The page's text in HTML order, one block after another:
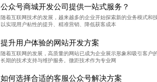
公众号商城开发公司提供一站式服务？
随着互联网技术的发展，越来越多的企业开始探索新的业务模式
以实现用户粘性的提升、精准营销、降低获客成本
提升用户体验的网站开发方案
随着互联网的发展，高质量的网站已成为企业展示形象和吸引客
长期的技术支持与维护服务。微距技术作为专业网
如何选择合适的客服公众号解决方案